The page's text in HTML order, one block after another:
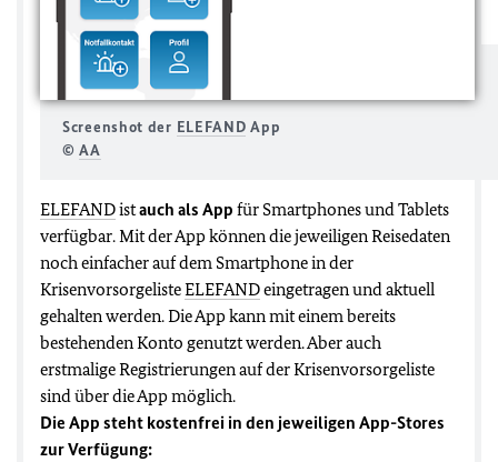
Screenshot der ELEFAND App
©AA
ELEFANDistauch als App für Smartphones und Tablets
verfügbar. Mit der App können die jeweiligen Reisedaten
noch einfacher auf dem Smartphone in der
KrisenvorsorgelisteELEFANDeingetragen und aktuell
gehalten werden. Die App kann mit einem bereits
bestehenden Konto genutzt werden. Aber auch
erstmalige Registrierungen auf der Krisenvorsorgeliste
sind über die App möglich.
Die App steht kostenfrei in den jeweiligen App-Stores
zur Verfügung: